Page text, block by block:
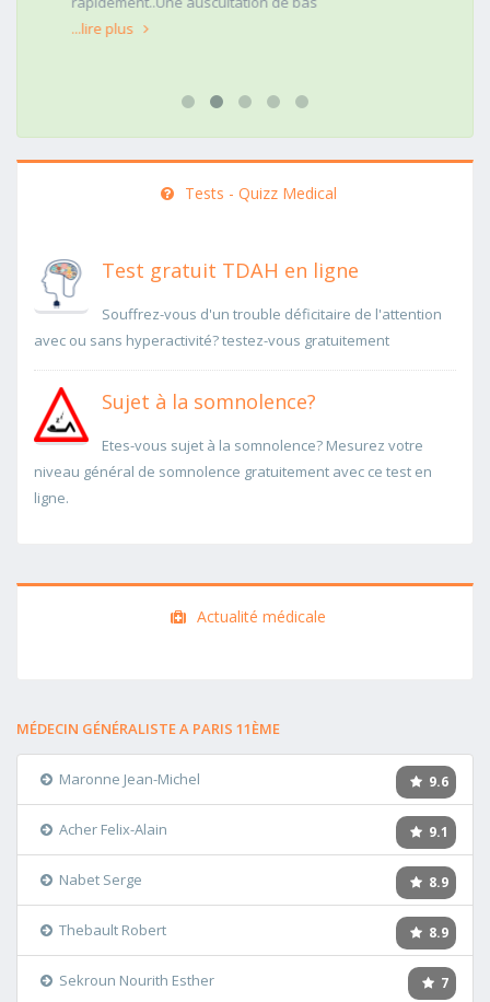
...lire plus
Tests - Quizz Medical
Test gratuit TDAH en ligne
Souffrez-vous d'un trouble déficitaire de l'attention
avec ou sans hyperactivité? testez-vous gratuitement
Sujet à la somnolence?
Etes-vous sujet à la somnolence? Mesurez votre
niveau général de somnolence gratuitement avec ce test en
ligne.
Actualité médicale
MÉDECIN GÉNÉRALISTE A PARIS 11ÈME
9.6
Maronne Jean-Michel
9.1
Acher Felix-Alain
8.9
Nabet Serge
8.9
Thebault Robert
7
Sekroun Nourith Esther